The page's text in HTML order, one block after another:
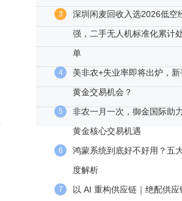
3
深圳闲麦回收入选2026低空
强，二手无人机标准化累计
单
4
美非农+失业率即将出炉，
黄金交易机会？
5
非农一月一次，御金国际助
黄金核心交易机遇
6
鸿蒙系统到底好不好用？五
度解析
7
以 AI 重构供应链｜绝配供应